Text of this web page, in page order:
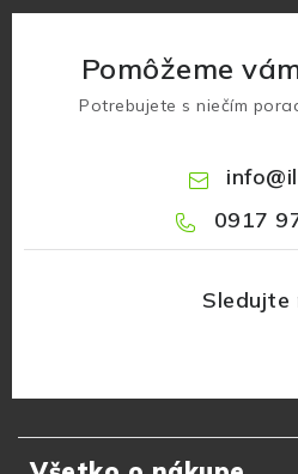
Pomôžeme
Potrebujete s niečím
info@
0917